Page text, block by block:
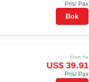
Pris/ Pax
Bok
Start fra
US$ 39.91
Pris/ Pax